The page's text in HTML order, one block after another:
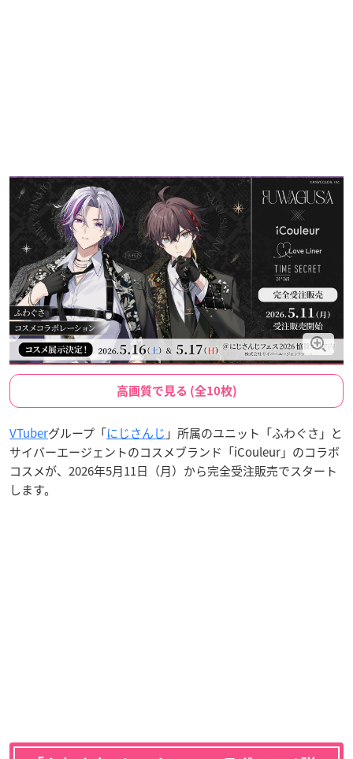
高画質で見る (全10枚)
VTuberグループ「にじさんじ 」所属のユニット「ふわぐさ」と
サイバーエージェントのコスメブランド「iCouleur」のコラボ
コスメが、2026年5月11日（月）から完全受注販売でスタート
します。